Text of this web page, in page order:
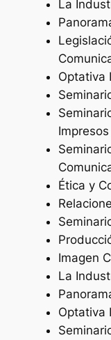
La
Optativa
Impresos
Ética y
Imagen
La
Optativa